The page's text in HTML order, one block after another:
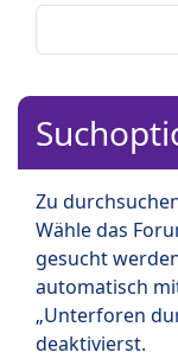
Zu
Wähle das
gesucht
automatisch
„Unterforen
deaktivierst.